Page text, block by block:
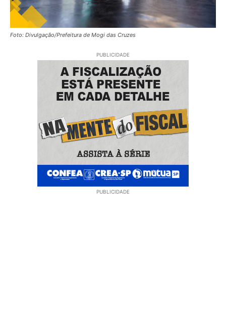
Foto: Divulgação/Prefeitura de Mogi das Cruzes
PUBLICIDADE
PUBLICIDADE